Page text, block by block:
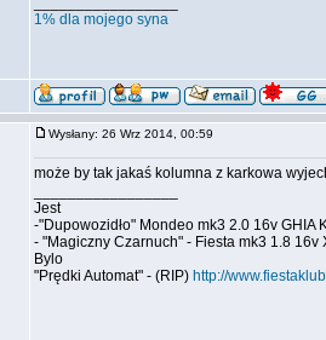
1% dla mojego syna
Wysłany: 26 Wrz 2014, 00:59
może by tak jakaś kolumna z karkowa
Jest
-"Dupowozidło" Mondeo mk3 2.0 16v GHIA
- "Magiczny Czarnuch" - Fiesta mk3 1.8 16v
Bylo
"Prędki Automat" - (RIP) http://